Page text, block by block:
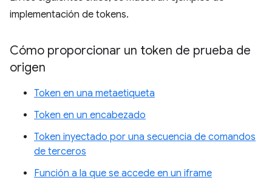
implementación de tokens.
Cómo proporcionar un token de prueba de
origen
Token en una metaetiqueta
Token en un encabezado
Token inyectado por una secuencia de comandos
de terceros
Función a la que se accede en un iframe